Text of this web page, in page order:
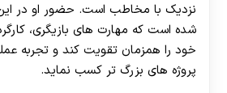
نزدیک با مخاطب است. حضور او در
شده است که مهارت های بازیگری،
خود را همزمان تقویت کند و تجربه
پروژه های بزرگ تر کسب نماید.